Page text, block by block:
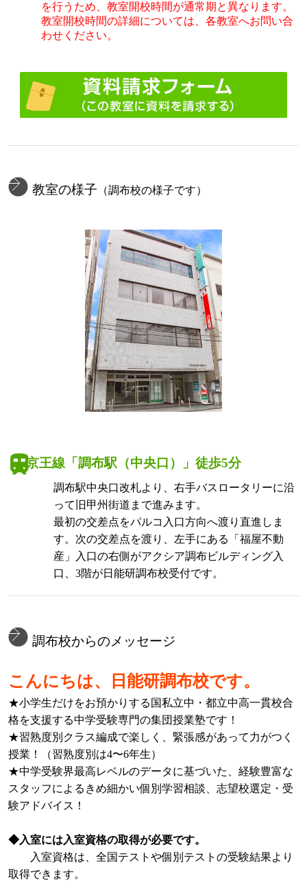
を行うため、教室開校時間が通常期と異なります。
教室開校時間の詳細については、各教室へお問い合
わせください。
教室の様子 （調布校の様子です）
京王線「調布駅（中央口）」徒歩5分
調布駅中央口改札より、右手バスロータリーに沿
って旧甲州街道まで進みます。
最初の交差点をパルコ入口方向へ渡り直進しま
す。次の交差点を渡り、左手にある「福屋不動
産」入口の右側がアクシア調布ビルディング入
口、3階が日能研調布校受付です。
調布校からのメッセージ
こんにちは、日能研調布校です。
★小学生だけをお預かりする国私立中・都立中高一貫校合
格を支援する中学受験専門の集団授業塾です！
★習熟度別クラス編成で楽しく、緊張感があって力がつく
授業！（習熟度別は4〜6年生）
★中学受験界最高レベルのデータに基づいた、経験豊富な
スタッフによるきめ細かい個別学習相談、志望校選定・受
験アドバイス！
◆入室には入室資格の取得が必要です。
入室資格は、全国テストや個別テストの受験結果より
取得できます。